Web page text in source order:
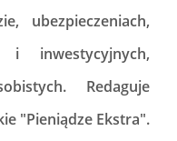
ubezpieczeniach,
i inwestycyjnych,
Redaguje
"Pieniądze Ekstra".